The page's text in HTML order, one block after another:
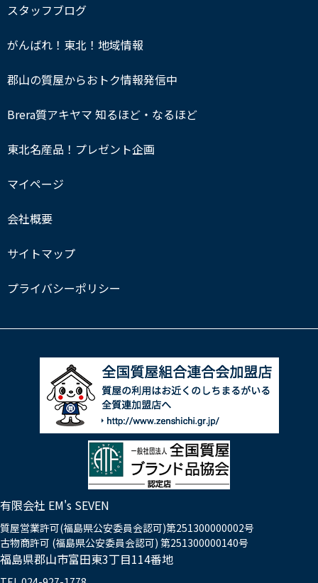
スタッフブログ
がんばれ！東北！地域情報
郡山の質屋からおトク情報発信中
Brera質アキヤマ 知るほど・なるほど
東北名産品！プレゼント企画
マイページ
会社概要
サイトマップ
プライバシーポリシー
有限会社 EM's SEVEN
質屋営業許可(福島県公安委員会認可)第251300000002号
古物商許可 (福島県公安委員会認可) 第251300000140号
福島県郡山市富田東3丁目114番地